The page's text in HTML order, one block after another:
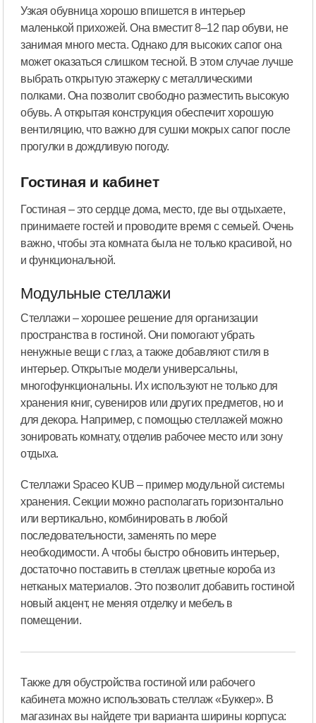
Узкая обувница хорошо впишется в интерьер
маленькой прихожей. Она вместит 8–12 пар обуви, не
занимая много места. Однако для высоких сапог она
может оказаться слишком тесной. В этом случае лучше
выбрать открытую этажерку с металлическими
полками. Она позволит свободно разместить высокую
обувь. А открытая конструкция обеспечит хорошую
вентиляцию, что важно для сушки мокрых сапог после
прогулки в дождливую погоду.
Гостиная и кабинет
Гостиная – это сердце дома, место, где вы отдыхаете,
принимаете гостей и проводите время с семьей. Очень
важно, чтобы эта комната была не только красивой, но
и функциональной.
Модульные стеллажи
Стеллажи – хорошее решение для организации
пространства в гостиной. Они помогают убрать
ненужные вещи с глаз, а также добавляют стиля в
интерьер. Открытые модели универсальны,
многофункциональны. Их используют не только для
хранения книг, сувениров или других предметов, но и
для декора. Например, с помощью стеллажей можно
зонировать комнату, отделив рабочее место или зону
отдыха.
Стеллажи Spaceo KUB – пример модульной системы
хранения. Секции можно располагать горизонтально
или вертикально, комбинировать в любой
последовательности, заменять по мере
необходимости. А чтобы быстро обновить интерьер,
достаточно поставить в стеллаж цветные короба из
нетканых материалов. Это позволит добавить гостиной
новый акцент, не меняя отделку и мебель в
помещении.
Также для обустройства гостиной или рабочего
кабинета можно использовать стеллаж «Буккер». В
магазинах вы найдете три варианта ширины корпуса: